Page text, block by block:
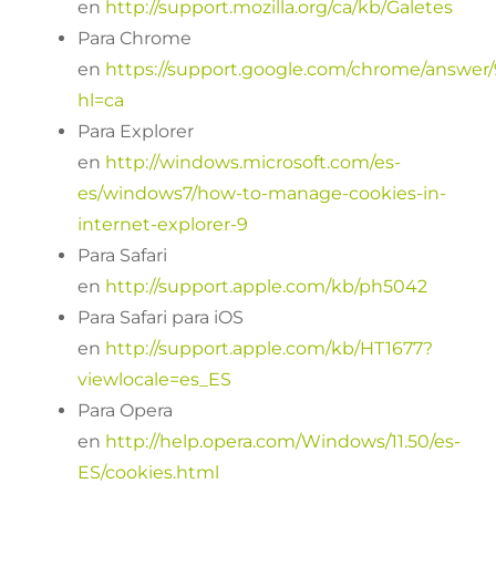
en http://support.mozilla.org/ca/kb/Galetes
Para Chrome
en https://support.google.com/chrome/answer/
hl=ca
Para Explorer
en http://windows.microsoft.com/es-
es/windows7/how-to-manage-cookies-in-
internet-explorer-9
Para Safari
en http://support.apple.com/kb/ph5042
Para Safari para iOS
en http://support.apple.com/kb/HT1677?
viewlocale=es_ES
Para Opera
en http://help.opera.com/Windows/11.50/es-
ES/cookies.html